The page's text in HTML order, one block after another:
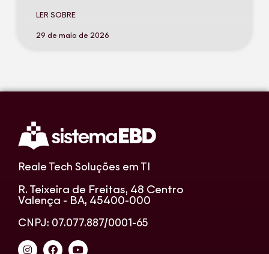
LER SOBRE
29 de maio de 2026
Reale Tech Soluções em TI
R. Teixeira de Freitas, 48 Centro
Valença - BA, 45400-000
CNPJ: 07.077.887/0001-65